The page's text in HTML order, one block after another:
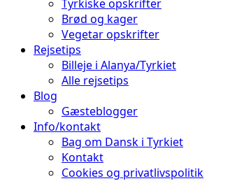
Tyrkiske opskrifter
Brød og kager
Vegetar opskrifter
Rejsetips
Billeje i Alanya/Tyrkiet
Alle rejsetips
Blog
Gæsteblogger
Info/kontakt
Bag om Dansk i Tyrkiet
Kontakt
Cookies og privatlivspolitik